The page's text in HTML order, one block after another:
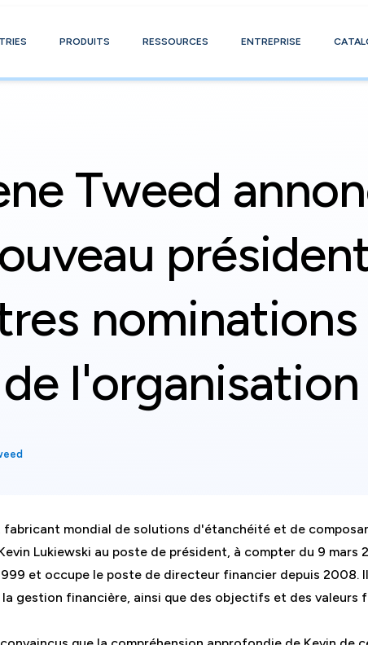
PRODUITS RESSOURCES ENTREPRISE
Tweed
nominations
l'organisation
fabricant mondial de solutions d'étanchéité et de
Lukiewski au poste de président, à compter du 9 mars
et occupe le poste de directeur financier depuis 2008.
gestion financière, ainsi que des objectifs et des valeurs